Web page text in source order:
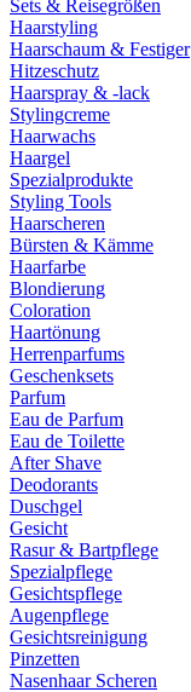
Sets & Reisegrößen
Haarstyling
Haarschaum & Festiger
Hitzeschutz
Haarspray & -lack
Stylingcreme
Haarwachs
Haargel
Spezialprodukte
Styling Tools
Haarscheren
Bürsten & Kämme
Haarfarbe
Blondierung
Coloration
Haartönung
Herrenparfums
Geschenksets
Parfum
Eau de Parfum
Eau de Toilette
After Shave
Deodorants
Duschgel
Gesicht
Rasur & Bartpflege
Spezialpflege
Gesichtspflege
Augenpflege
Gesichtsreinigung
Pinzetten
Nasenhaar Scheren